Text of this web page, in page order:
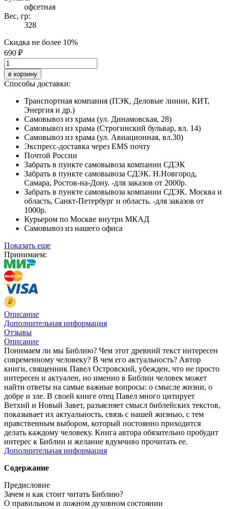
офсетная
Вес, гр:
328
Скидка не более 10%
690 ₽
в корзину
Способы доставки:
Транспортная компания (ПЭК, Деловые линии, КИТ,
Энергия и др.)
Самовывоз из храма (ул. Динамовская, 28)
Самовывоз из храма (Строгинский бульвар, вл. 14)
Самовывоз из храма (ул. Авиационная, вл.30)
Экспресс-доставка через EMS почту
Почтой России
Забрать в пункте самовывоза компании СДЭК
Забрать в пункте самовывоза СДЭК. Н.Новгород,
Самара, Ростов-на-Дону. -для заказов от 2000р.
Забрать в пункте самовывоза компании СДЭК. Москва и
область, Санкт-Петербург и область. -для заказов от
1000р.
Курьером по Москве внутри МКАД
Самовывоз из нашего офиса
Показать еще
Принимаем:
Описание
Дополнительная информация
Отзывы
Описание
Понимаем ли мы Библию? Чем этот древний текст интересен
современному человеку? В чем его актуальность? Автор
книги, священник Павел Островский, убежден, что не просто
интересен и актуален, но именно в Библии человек может
найти ответы на самые важные вопросы: о смысле жизни, о
добре и зле. В своей книге отец Павел много цитирует
Ветхий и Новый Завет, разъясняет смысл библейских текстов,
показывает их актуальность, связь с нашей жизнью, с тем
нравственным выбором, который постоянно приходится
делать каждому человеку. Книга автора обязательно пробудит
интерес к Библии и желание вдумчиво прочитать ее.
Дополнительная информация
Содержание
Предисловие
Зачем и как стоит читать Библию?
О правильном и ложном духовном состоянии